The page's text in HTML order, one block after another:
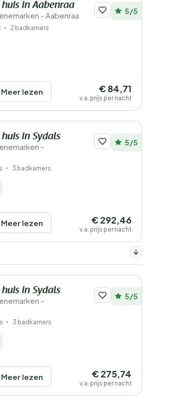
in Aabenraa
- Aabenraa 5/5
2 badkamers
Meer lezen € 84,71
v.a. prijs per nacht
in Sydals
-
5/5
3 badkamers
Meer lezen € 292,46
v.a. prijs per nacht
in Sydals
-
5/5
3 badkamers
Meer lezen € 275,74
v.a. prijs per nacht